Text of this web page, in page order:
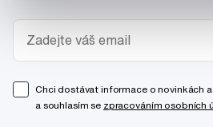
Chci dostávat informace o novinkách
a souhlasím se zpracováním osobních